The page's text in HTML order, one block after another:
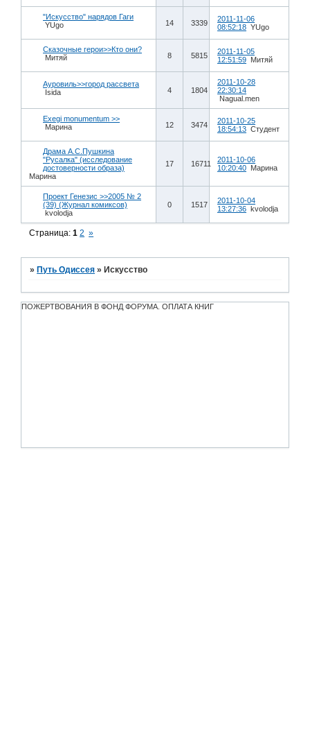
"Искусство" нарядов Гаги
YUgo
14 3339
2011-11-06
08:52:18 YUgo
Сказочные герои>>Кто они?
Митяй
8 5815
2011-11-05
12:51:59 Митяй
Ауровиль>>город рассвета
Isida
4 1804
2011-10-28
22:30:14
Nagual.men
Exegi monumentum >>
Марина
12 3474
2011-10-25
18:54:13 Студент
Драма А.С.Пушкина
"Русалка" (исследование
достоверности образа)
Марина
17 16711
2011-10-06
10:20:40 Марина
Проект Генезис >>2005 № 2
(39) (Журнал комиксов)
kvolodja
0 1517
2011-10-04
13:27:36 kvolodja
Страница:1 2 »
»Путь Одиссея »Искусство
ПОЖЕРТВОВАНИЯ В ФОНД ФОРУМА. ОПЛАТА КНИГ